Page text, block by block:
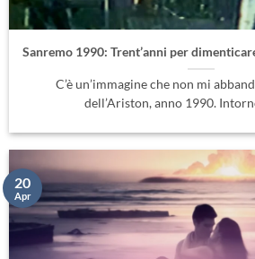
Sanremo 1990: Trent’anni per
C’è un’immagine che non mi
dell’Ariston, anno 1990.
20
Apr